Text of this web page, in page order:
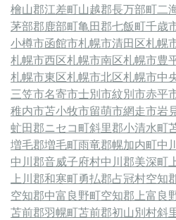
檜山郡江差町山越郡長万部町二
茅部郡鹿部町亀田郡七飯町千歳
小樽市函館市札幌市清田区札幌
札幌市西区札幌市南区札幌市豊
札幌市東区札幌市北区札幌市中
三笠市名寄市士別市紋別市赤平
稚内市苫小牧市留萌市網走市岩
虻田郡ニセコ町斜里郡小清水町
増毛郡増毛町雨竜郡幌加内町中
中川郡音威子府村中川郡美深町
上川郡和寒町勇払郡占冠村空知
空知郡中富良野町空知郡上富良
苫前郡羽幌町苫前郡初山別村斜